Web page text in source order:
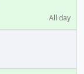
All day